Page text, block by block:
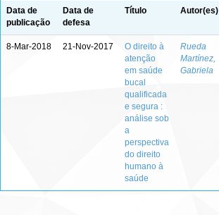
Data de
publicação
Data de
defesa
Título Autor(es)
8-Mar-2018 21-Nov-2017
O direito à
atenção
em saúde
bucal
qualificada
e segura :
análise sob
a
perspectiva
do direito
humano à
saúde
Rueda
Martínez,
Gabriela